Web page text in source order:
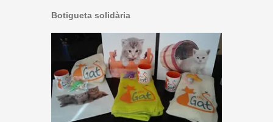
Botigueta solidària